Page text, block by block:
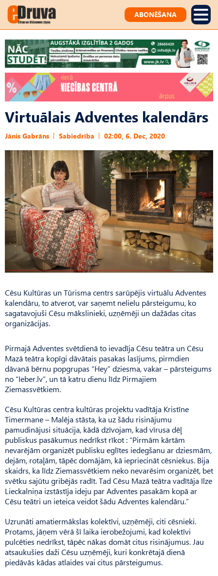
ABONĒŠANA
Virtuālais Adventes kalendārs
Jānis Gabrāns Sabiedrība 02:00, 6. Dec, 2020
Cēsu Kultūras un Tūrisma centrs sarūpējis virtuālu Adventes
kalendāru, to atverot, var saņemt nelielu pārsteigumu, ko
sagatavojuši Cēsu mākslinieki, uzņēmēji un dažādas citas
organizācijas.
Pirmajā Adventes svētdienā to ievadīja Cēsu teātra un Cēsu
Mazā teātra kopīgi dāvātais pasakas lasījums, pirmdien
dāvanā bērnu popgrupas “Hey” dziesma, vakar – pārsteigums
no “Ieber.lv”, un tā katru dienu līdz Pirmajiem
Ziemassvētkiem.
Cēsu Kultūras centra kultūras projektu vadītāja Kristīne
Timermane – Malēja stāsta, ka uz šādu risinājumu
pamudinājusi situācija, kādā dzīvojam, kad vīrusa dēļ
publiskus pasākumus nedrīkst rīkot : “Pirmām kārtām
nevarējām organizēt publisku eglītes iedegšanu ar dziesmām,
dejām, rotaļām, tāpēc domājām, kā iepriecināt cēsniekus. Bija
skaidrs, ka līdz Ziemassvētkiem neko nevarēsim organizēt, bet
svētku sajūtu gribējās radīt. Tad Cēsu Mazā teātra vadītāja Ilze
Lieckalniņa izstāstīja ideju par Adventes pasakām kopā ar
Cēsu teātri un ieteica veidot šādu Adventes kalendāru.”
Uzrunāti amatiermākslas kolektīvi, uzņēmēji, citi cēsnieki.
Protams, jāņem vērā šī laika ierobežojumi, kad kolektīvi
pulcēties nedrīkst, tāpēc nākas domāt citus risinājumus. Jau
atsaukušies daži Cēsu uzņēmēji, kuri konkrētajā dienā
piedāvās kādas atlaides vai citus pārsteigumus.